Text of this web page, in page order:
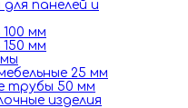
для панелей и
100 мм
150 мм
25 мм
трубы 50 мм
изделия